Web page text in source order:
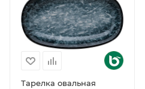
Тарелка овальная